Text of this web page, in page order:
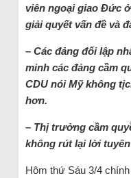
viên ngoại giao Đức
giải quyết vấn đề và
– Các đảng đối lập
minh các đảng cầm
CDU nói Mỹ không
hơn.
– Thị trưởng cầm
không rút lại lời
Hôm thứ Sáu 3/4